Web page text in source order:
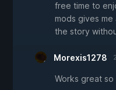
free time to
mods gives
the story
Morexis1278
Works great so